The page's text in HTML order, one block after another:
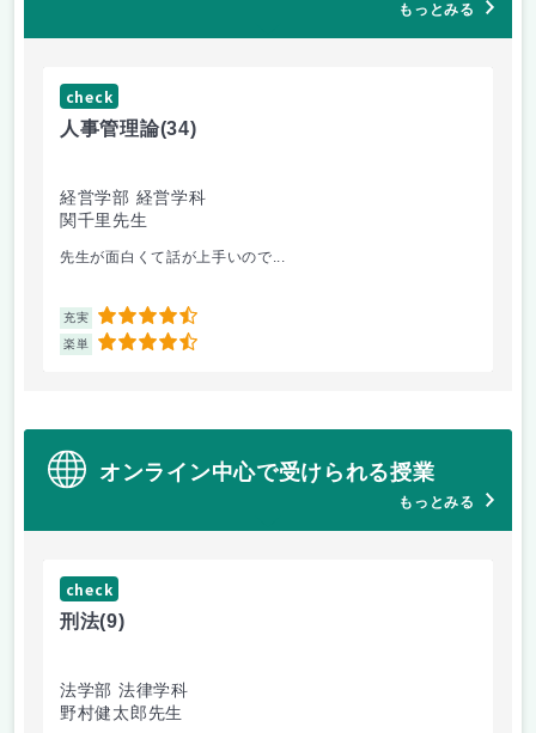
もっとみる
check
人事管理論(34)
経営学部 経営学科
関千里先生
先生が面白くて話が上手いので...
充実 4.5
楽単 4.5
オンライン中心で受けられる授業
もっとみる
check
刑法(9)
法学部 法律学科
野村健太郎先生